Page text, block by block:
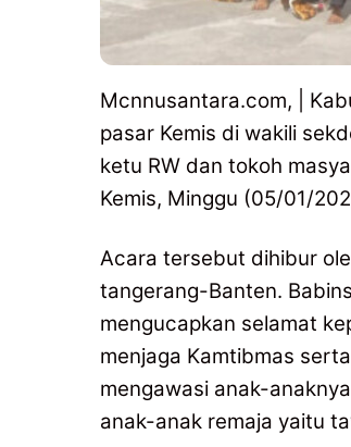
Mcnnusantara.com, |
pasar Kemis di wakili
ketu RW dan tokoh
Kemis, Minggu (05/01/
Acara tersebut dihibur
tangerang-Banten.
mengucapkan selamat
menjaga Kamtibmas
mengawasi anak-
anak-anak remaja yaitu